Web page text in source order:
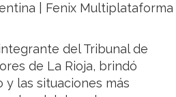
| Fenix Multiplataforma
del Tribunal de
de La Rioja, brindó
las situaciones más